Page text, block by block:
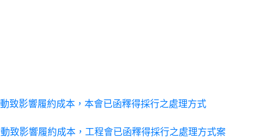
致影響履約成本，本會已函釋得採行之處理方式
致影響履約成本，工程會已函釋得採行之處理方式案